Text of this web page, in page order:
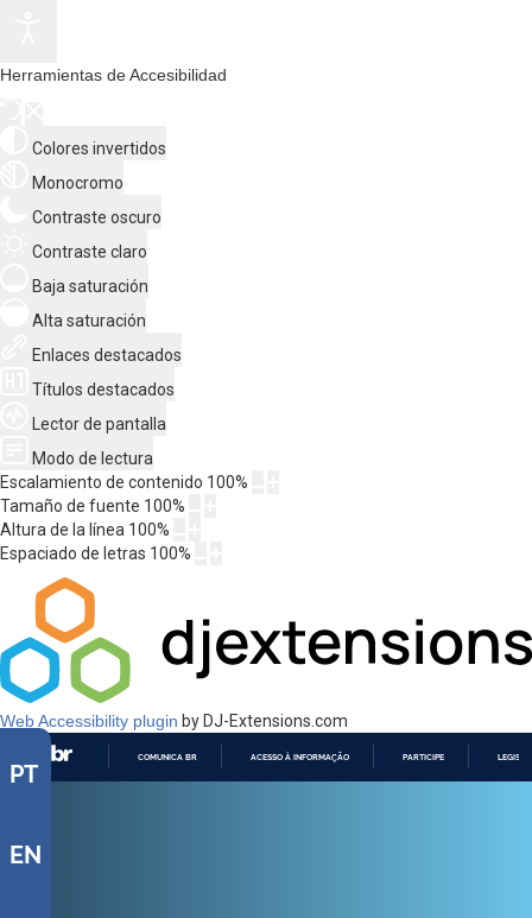
Herramientas de Accesibilidad
Colores invertidos
Monocromo
Contraste oscuro
Contraste claro
Baja saturación
Alta saturación
Enlaces destacados
Títulos destacados
Lector de pantalla
Modo de lectura
Escalamiento de contenido 100%
Tamaño de fuente 100%
Altura de la línea 100%
Espaciado de letras 100%
Web Accessibility plugin by DJ-Extensions.com
COMUNICA BR ACESSO À INFORMAÇÃO PARTICIPE
PT
EN